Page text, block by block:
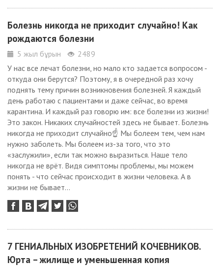
Болезнь никогда не приходит случайно! Как
рождаются болезни
5 жыл бұрын
2489
У нас все лечат болезни, но мало кто задается вопросом -
откуда они берутся? Поэтому, я в очередной раз хочу
поднять тему причин возникновения болезней. Я каждый
день работаю с пациентами и даже сейчас, во время
карантина. И каждый раз говорю им: все болезни из жизни!
Это закон. Никаких случайностей здесь не бывает. Болезнь
никогда не приходит случайно☝ Мы болеем тем, чем нам
нужно заболеть. Мы болеем из-за того, что это
«заслужили», если так можно выразиться. Наше тело
никогда не врёт. Видя симптомы проблемы, мы можем
понять - что сейчас происходит в жизни человека. А в
жизни не бывает...
7 ГЕНИАЛЬНЫХ ИЗОБРЕТЕНИЙ КОЧЕВНИКОВ.
Юрта – жилище и уменьшенная копия